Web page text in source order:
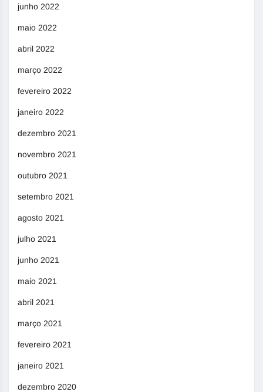
junho 2022
maio 2022
abril 2022
março 2022
fevereiro 2022
janeiro 2022
dezembro 2021
novembro 2021
outubro 2021
setembro 2021
agosto 2021
julho 2021
junho 2021
maio 2021
abril 2021
março 2021
fevereiro 2021
janeiro 2021
dezembro 2020